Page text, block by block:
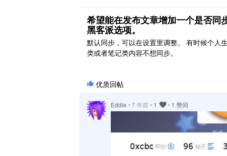
规划调查方向、调查目标、调查数据。 调查的
式：调查问卷形式应该算是最基础的方式吧。
票也应该是调查问卷的一种。其中调查问卷中
问题设置也应该有很大的研究空间。 分析 这
能学问就深了，需 ..
希望能在发布文章增加一个是否同
黑客派选项。
默认同步，可以在设置里调整。 有时候个人
类或者笔记类内容不想同步。
优质回帖
Eddie •7 年前• 1 • 1 赞同